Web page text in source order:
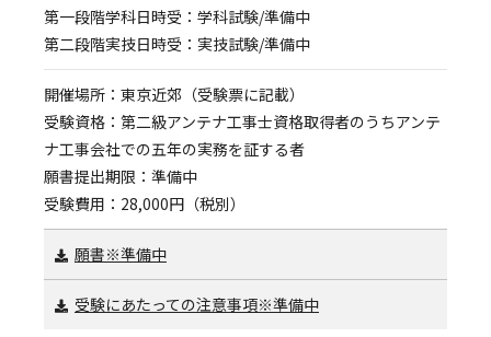
第一段階学科日時受：学科試験/準備中
第二段階実技日時受：実技試験/準備中
開催場所：東京近郊（受験票に記載）
受験資格：第二級アンテナ工事士資格取得者のうちアンテ
ナ工事会社での五年の実務を証する者
願書提出期限：準備中
受験費用：28,000円（税別）
願書※準備中
受験にあたっての注意事項※準備中